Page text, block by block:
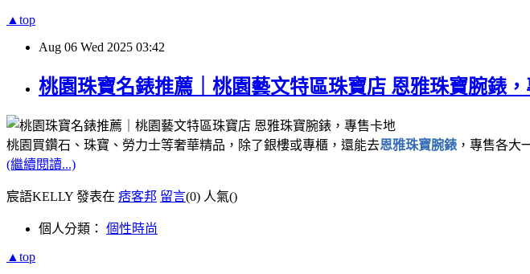
▲top
Aug 06 Wed 2025 03:42
桃園珠寶名錶推薦｜桃園藝文特區珠寶店 恩雅珠寶腕錶
桃園買鑽石、珠寶、勞力士等奢華精品，除了銀樓或專櫃，還能去恩雅珠寶腕錶 ，專售各大
(繼續閱讀...)
宸語KELLY 發表在 痞客邦 留言(0) 人氣()
個人分類： 個性時尚
▲top